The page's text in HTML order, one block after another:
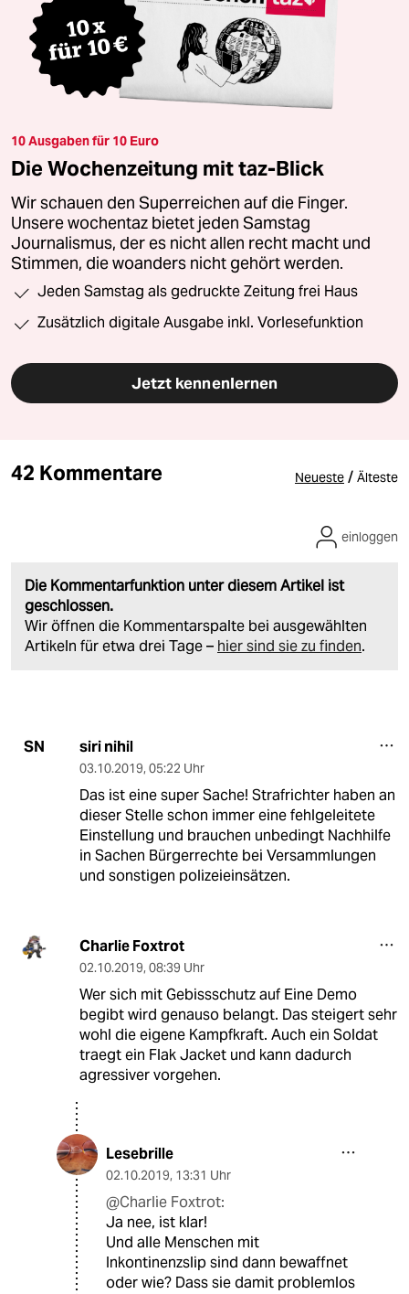
10 Ausgaben für 10 Euro
Die Wochenzeitung mit taz-Blick
Wir schauen den Superreichen auf die Finger.
Unsere wochentaz bietet jeden Samstag
Journalismus, der es nicht allen recht macht und
Stimmen, die woanders nicht gehört werden.
Jeden Samstag als gedruckte Zeitung frei Haus
Zusätzlich digitale Ausgabe inkl. Vorlesefunktion
Jetzt kennenlernen
42 Kommentare Neueste / Älteste
Die Kommentarfunktion unter diesem Artikel ist
geschlossen.
Wir öffnen die Kommentarspalte bei ausgewählten
Artikeln für etwa drei Tage – hier sind sie zu finden.
einloggen
SN siri nihil
03.10.2019, 05:22 Uhr
Das ist eine super Sache! Strafrichter haben an
dieser Stelle schon immer eine fehlgeleitete
Einstellung und brauchen unbedingt Nachhilfe
in Sachen Bürgerrechte bei Versammlungen
und sonstigen polizeieinsätzen.
Charlie Foxtrot
02.10.2019, 08:39 Uhr
Wer sich mit Gebissschutz auf Eine Demo
begibt wird genauso belangt. Das steigert sehr
wohl die eigene Kampfkraft. Auch ein Soldat
traegt ein Flak Jacket und kann dadurch
agressiver vorgehen.
Lesebrille
02.10.2019, 13:31 Uhr
@Charlie Foxtrot:
Ja nee, ist klar!
Und alle Menschen mit
Inkontinenzslip sind dann bewaffnet
oder wie? Dass sie damit problemlos